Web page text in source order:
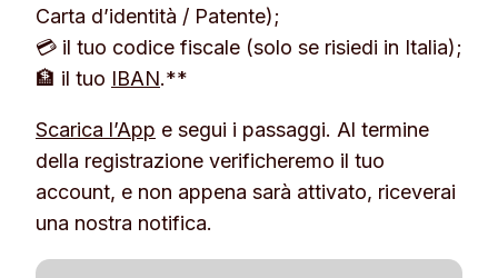
Carta d’identità / Patente);
💳 il tuo codice fiscale (solo se risiedi in Italia);
🏦 il tuo IBAN.**
Scarica l’App e segui i passaggi. Al termine
della registrazione verificheremo il tuo
account, e non appena sarà attivato, riceverai
una nostra notifica.